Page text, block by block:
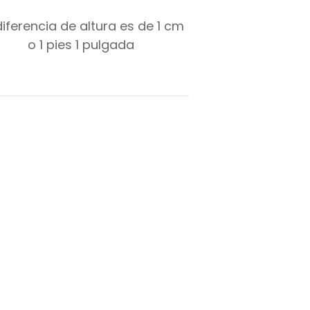
de altura es de1 cm
o1 pies1 pulgada